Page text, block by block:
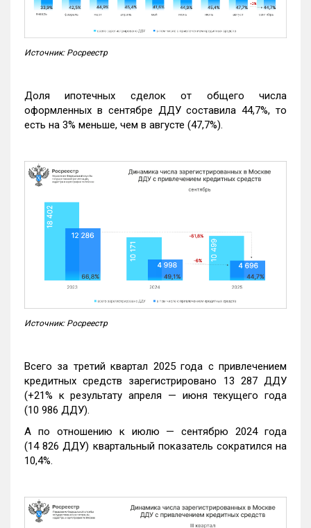
Источник: Росреестр
Доля ипотечных сделок от общего числа
оформленных в сентябре ДДУ составила 44,7%, то
есть на 3% меньше, чем в августе (47,7%).
Источник: Росреестр
Всего за третий квартал 2025 года с привлечением
кредитных средств зарегистрировано 13 287 ДДУ
(+21% к результату апреля — июня текущего года
(10 986 ДДУ).
А по отношению к июлю — сентябрю 2024 года
(14 826 ДДУ) квартальный показатель сократился на
10,4%.